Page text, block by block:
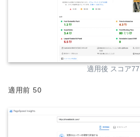
適用後 スコア77
適用前 50